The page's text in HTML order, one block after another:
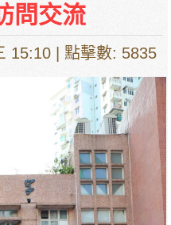
問交流
15:10 | 點擊數: 5835